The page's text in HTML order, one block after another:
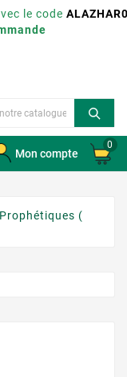
le code
Mon compte
0
(